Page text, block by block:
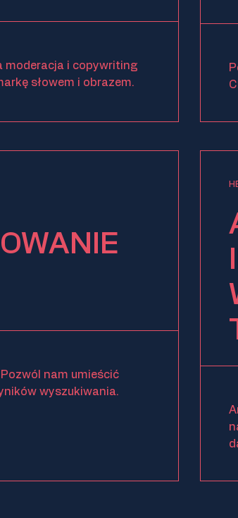
moderacja i copywriting
słowem i obrazem.
nam umieścić
wyszukiwania.